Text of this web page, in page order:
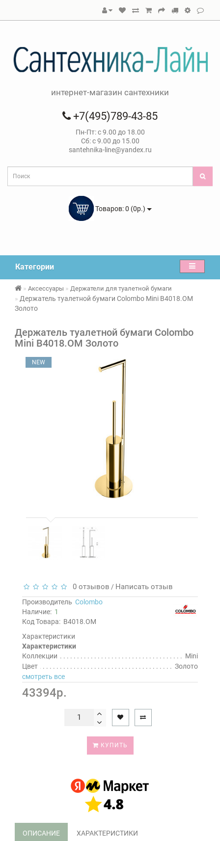
интернет-магазин сантехники
+7(495)789-43-85
Пн-Пт: с 9.00 до 18.00
Сб: с 9.00 до 15.00
santehnika-line@yandex.ru
Товаров: 0 (0р.)
Категории
Аксессуары Держатели для туалетной бумаги
Держатель туалетной бумаги Colombo Mini B4018.OM
Золото
Держатель туалетной бумаги Colombo
Mini B4018.OM Золото
NEW
0 отзывов / Написать отзыв
Производитель Colombo
Наличие: 1
Код Товара: B4018.OM
Характеристики
Характеристики
Коллекции
Mini
Цвет
Золото
смотреть все
43394р.
КУПИТЬ
ОПИСАНИЕ ХАРАКТЕРИСТИКИ